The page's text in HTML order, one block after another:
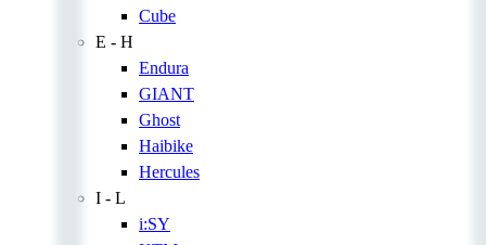
Cube
E - H
Endura
GIANT
Ghost
Haibike
Hercules
I - L
i:SY